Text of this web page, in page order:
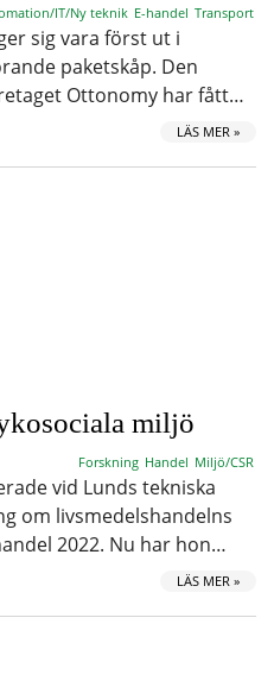
IT/Ny teknik E-handel Transport
sig vara först ut i
paketskåp. Den
Ottonomy har fått…
LÄS MER »
miljö
Forskning Handel Miljö/CSR
vid Lunds tekniska
om livsmedelshandelns
2022. Nu har hon…
LÄS MER »